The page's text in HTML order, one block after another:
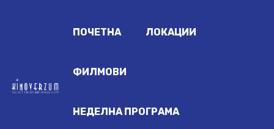
ПОЧЕТНА ЛОКАЦИИ
ФИЛМОВИ
НЕДЕЛНА ПРОГРАМА